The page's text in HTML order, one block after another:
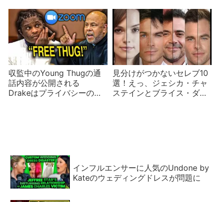
収監中のYoung Thugの通
話内容が公開される
Drakeはプライバシーの侵
見分けがつかないセレブ10
選！えっ、ジェシカ・チャ
ステインとブライス・ダラ
インフルエンサーに人気のUndone by
Kateのウェディングドレスが問題に